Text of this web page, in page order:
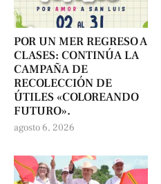
POR UN MER REGRESO A
CLASES: CONTINÚA LA
CAMPAÑA DE
RECOLECCIÓN DE
ÚTILES «COLOREANDO
FUTURO».
agosto 6, 2026